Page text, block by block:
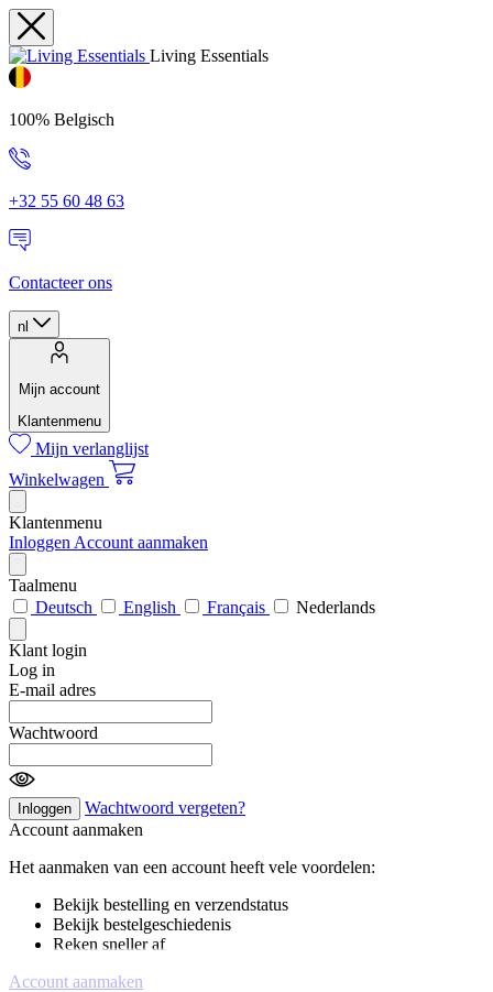
Living Essentials
100% Belgisch
+32 55 60 48 63
Contacteer ons
nl
Mijn account
Klantenmenu
Mijn verlanglijst
Winkelwagen
Klantenmenu
Inloggen Account aanmaken
Taalmenu
Deutsch
English Français Nederlands
Klant login
Log in
E-mail adres
Wachtwoord
Inloggen
Wachtwoord vergeten?
Account aanmaken
Het aanmaken van een account heeft vele voordelen:
Bekijk bestelling en verzendstatus
Bekijk bestelgeschiedenis
Reken sneller af
Account aanmaken